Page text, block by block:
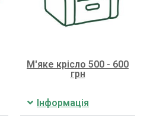
М'яке крісло 500 - 600
грн
Інформація